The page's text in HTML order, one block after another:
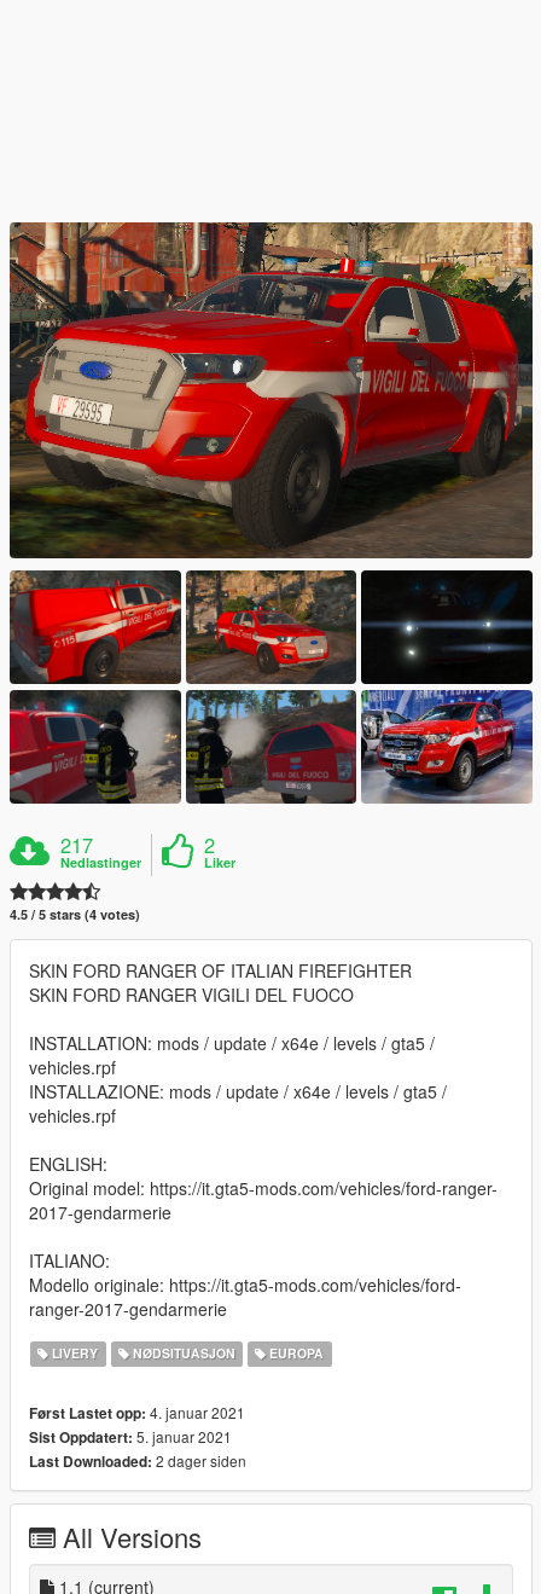
217
Nedlastinger
2
Liker
4.5 / 5 stars (4 votes)
SKIN FORD RANGER OF ITALIAN FIREFIGHTER
SKIN FORD RANGER VIGILI DEL FUOCO
INSTALLATION: mods / update / x64e / levels / gta5 /
vehicles.rpf
INSTALLAZIONE: mods / update / x64e / levels / gta5 /
vehicles.rpf
ENGLISH:
Original model: https://it.gta5-mods.com/vehicles/ford-ranger-
2017-gendarmerie
ITALIANO:
Modello originale: https://it.gta5-mods.com/vehicles/ford-
ranger-2017-gendarmerie
LIVERY NØDSITUASJON EUROPA
Først Lastet opp: 4. januar 2021
Sist Oppdatert: 5. januar 2021
Last Downloaded: 2 dager siden
All Versions
1.1 (current)